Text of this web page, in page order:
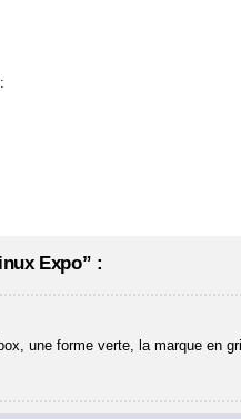
Expo” :
une forme verte, la marque en